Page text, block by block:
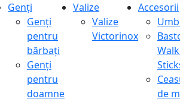
Genți
Genți
pentru
bărbați
Genți
pentru
doamne
Valize
Valize
Victorinox
Accesorii
de